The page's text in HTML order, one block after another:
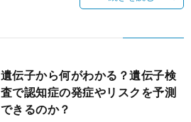
遺伝子から何がわかる？遺伝子検
査で認知症の発症やリスクを予測
できるのか？